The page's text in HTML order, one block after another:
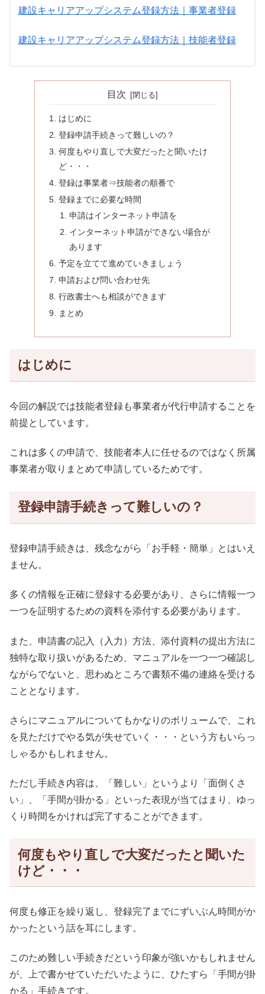
建設キャリアアップシステム登録方法｜事業者登録
建設キャリアアップシステム登録方法｜技能者登録
目次
はじめに
登録申請手続きって難しいの？
何度もやり直しで大変だったと聞いたけ
ど・・・
登録は事業者⇒技能者の順番で
登録までに必要な時間
申請はインターネット申請を
インターネット申請ができない場合が
あります
予定を立てて進めていきましょう
申請および問い合わせ先
行政書士へも相談ができます
まとめ
はじめに
今回の解説では技能者登録も事業者が代行申請することを
前提としています。
これは多くの申請で、技能者本人に任せるのではなく所属
事業者が取りまとめて申請しているためです。
登録申請手続きって難しいの？
登録申請手続きは、残念ながら「お手軽・簡単」とはいえ
ません。
多くの情報を正確に登録する必要があり、さらに情報一つ
一つを証明するための資料を添付する必要があります。
また、申請書の記入（入力）方法、添付資料の提出方法に
独特な取り扱いがあるため、マニュアルを一つ一つ確認し
ながらでないと、思わぬところで書類不備の連絡を受ける
こととなります。
さらにマニュアルについてもかなりのボリュームで、これ
を見ただけでやる気が失せていく・・・という方もいらっ
しゃるかもしれません。
ただし手続き内容は、「難しい」というより「面倒くさ
い」、「手間が掛かる」といった表現が当てはまり、ゆっ
くり時間をかければ完了することができます。
何度もやり直しで大変だったと聞いた
けど・・・
何度も修正を繰り返し、登録完了までにずいぶん時間がか
かったという話を耳にします。
このため難しい手続きだという印象が強いかもしれません
が、上で書かせていただいたように、ひたすら「手間が掛
かる」手続きです。